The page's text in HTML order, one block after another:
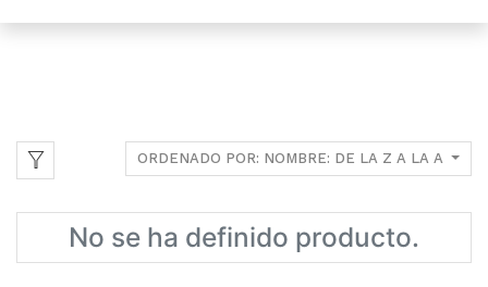
ORDENADO POR: NOMBRE: DE LA Z A LA A
No se ha definido producto.